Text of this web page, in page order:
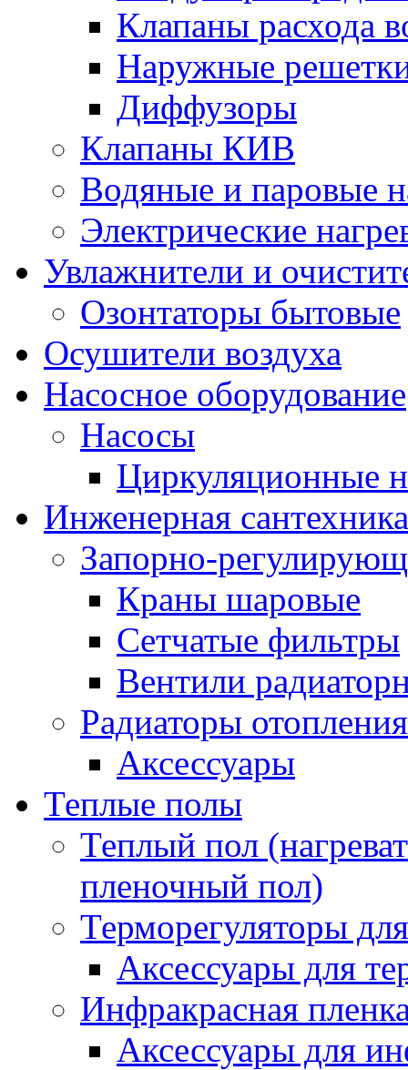
Клапаны расхода
Наружные
Диффузоры
Клапаны КИВ
Водяные и паровые
Электрические
Увлажнители и
Озонтаторы бытовые
Осушители воздуха
Насосное оборудование
Насосы
Циркуляционные
Инженерная сантехника
Запорно-
Краны шаровые
Сетчатые фильтры
Вентили
Радиаторы отопления
Аксессуары
Теплые полы
Теплый пол
пленочный пол)
Терморегуляторы
Аксессуары для
Инфракрасная
Аксессуары для